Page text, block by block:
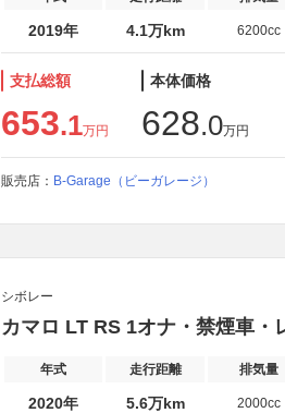
2019年 4.1万km 6200cc
支払総額
653.1万円
本体価格
628.0万円
販売店： B-Garage（ビーガレージ）
シボレー
カマロ LT RS 1オナ・禁煙車・
年式 走行距離 排気量
2020年 5.6万km 2000cc